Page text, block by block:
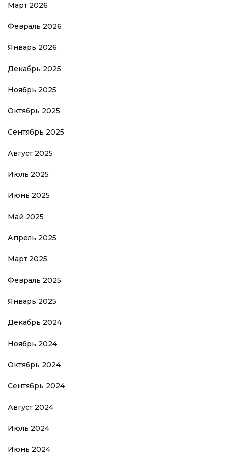
Март 2026
Февраль 2026
Январь 2026
Декабрь 2025
Ноябрь 2025
Октябрь 2025
Сентябрь 2025
Август 2025
Июль 2025
Июнь 2025
Май 2025
Апрель 2025
Март 2025
Февраль 2025
Январь 2025
Декабрь 2024
Ноябрь 2024
Октябрь 2024
Сентябрь 2024
Август 2024
Июль 2024
Июнь 2024